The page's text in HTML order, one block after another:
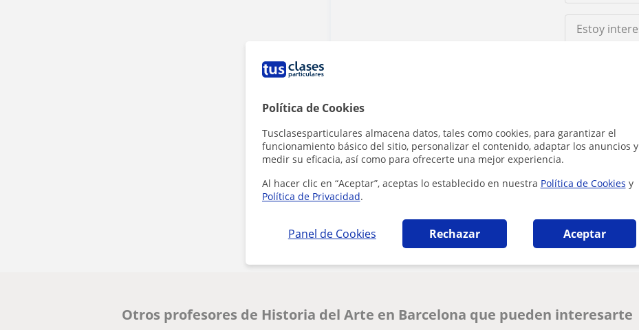
Política de Cookies
Tusclasesparticulares almacena datos, tales como cookies, para garantizar el
funcionamiento básico del sitio, personalizar el contenido, adaptar los anuncios y
medir su eficacia, así como para ofrecerte una mejor experiencia.
Al hacer clic en “Aceptar”, aceptas lo establecido en nuestra Política de Cookies y
Política de Privacidad.
Panel de Cookies Rechazar Aceptar
Otros profesores de Historia del Arte en Barcelona que pueden interesarte